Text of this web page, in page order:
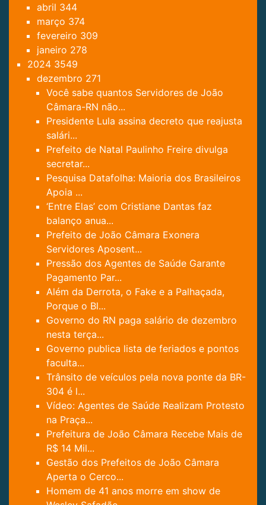
abril 344
março 374
fevereiro 309
janeiro 278
2024 3549
dezembro 271
Você sabe quantos Servidores de João
Câmara-RN não...
Presidente Lula assina decreto que reajusta
salári...
Prefeito de Natal Paulinho Freire divulga
secretar...
Pesquisa Datafolha: Maioria dos Brasileiros
Apoia ...
‘Entre Elas’ com Cristiane Dantas faz
balanço anua...
Prefeito de João Câmara Exonera
Servidores Aposent...
Pressão dos Agentes de Saúde Garante
Pagamento Par...
Além da Derrota, o Fake e a Palhaçada,
Porque o Bl...
Governo do RN paga salário de dezembro
nesta terça...
Governo publica lista de feriados e pontos
faculta...
Trânsito de veículos pela nova ponte da BR-
304 é l...
Vídeo: Agentes de Saúde Realizam Protesto
na Praça...
Prefeitura de João Câmara Recebe Mais de
R$ 14 Mil...
Gestão dos Prefeitos de João Câmara
Aperta o Cerco...
Homem de 41 anos morre em show de